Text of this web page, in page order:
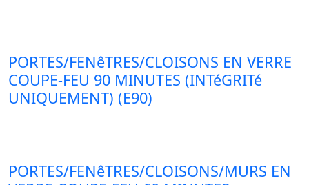
PORTES/FENêTRES/CLOISONS EN VERRE
COUPE-FEU 90 MINUTES (INTéGRITé
UNIQUEMENT) (E90)
PORTES/FENêTRES/CLOISONS/MURS EN